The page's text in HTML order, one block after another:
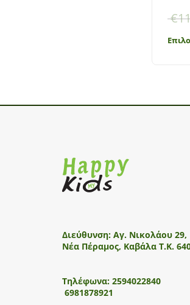
€
Διεύθυνση: Αγ. Νικολάου 29,
Νέα Πέραμος, Καβάλα Τ.Κ.
Τηλέφωνα: 2594022840
6981878921